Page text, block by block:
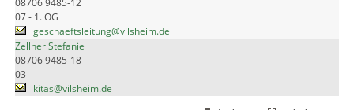
07 - 1. OG
geschaeftsleitung@vilsheim.de
Zellner Stefanie
08706 9485-18
03
kitas@vilsheim.de